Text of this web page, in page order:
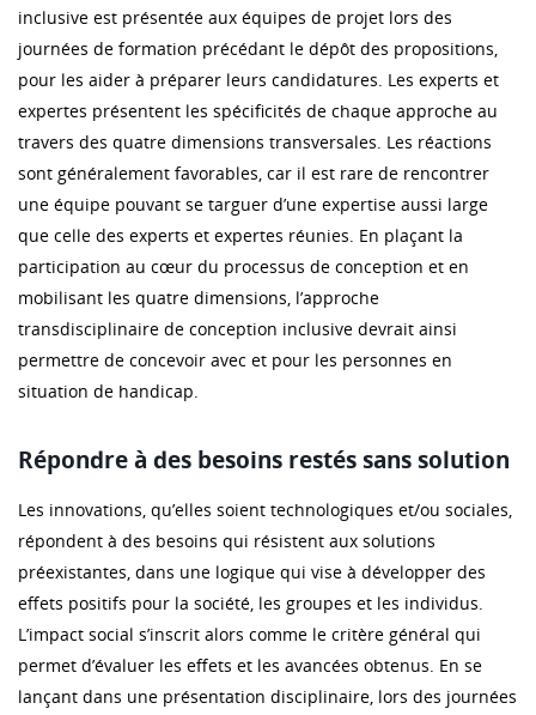
inclusive est présentée aux équipes de projet lors des
journées de formation précédant le dépôt des propositions,
pour les aider à préparer leurs candidatures. Les experts et
expertes présentent les spécificités de chaque approche au
travers des quatre dimensions transversales. Les réactions
sont généralement favorables, car il est rare de rencontrer
une équipe pouvant se targuer d’une expertise aussi large
que celle des experts et expertes réunies. En plaçant la
participation au cœur du processus de conception et en
mobilisant les quatre dimensions, l’approche
transdisciplinaire de conception inclusive devrait ainsi
permettre de concevoir avec et pour les personnes en
situation de handicap.
Répondre à des besoins restés sans solution
Les innovations, qu’elles soient technologiques et/ou sociales,
répondent à des besoins qui résistent aux solutions
préexistantes, dans une logique qui vise à développer des
effets positifs pour la société, les groupes et les individus.
L’impact social s’inscrit alors comme le critère général qui
permet d’évaluer les effets et les avancées obtenus. En se
lançant dans une présentation disciplinaire, lors des journées